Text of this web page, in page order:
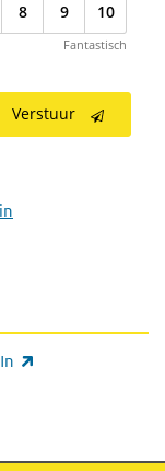
8 9 10
Fantastisch
Verstuur